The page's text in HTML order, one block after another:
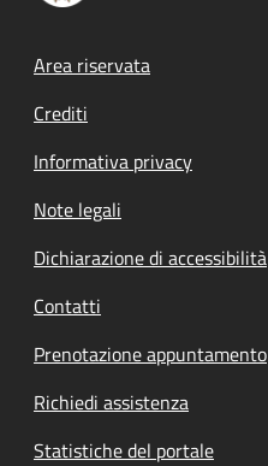
Footer menu
Area riservata
Crediti
Informativa privacy
Note legali
Dichiarazione di accessibilità
Contatti
Prenotazione appuntamento
Richiedi assistenza
Statistiche del portale